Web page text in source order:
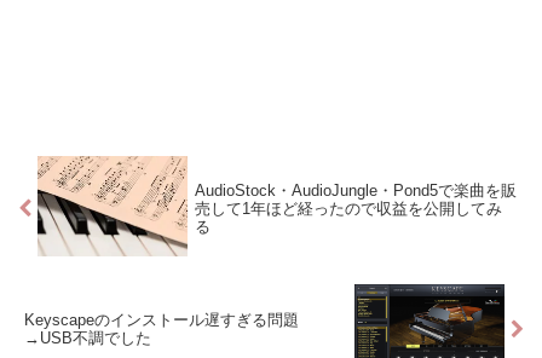
AudioStock・AudioJungle・Pond5で楽曲を販
売して1年ほど経ったので収益を公開してみ
る
Keyscapeのインストール遅すぎる問題
→USB不調でした